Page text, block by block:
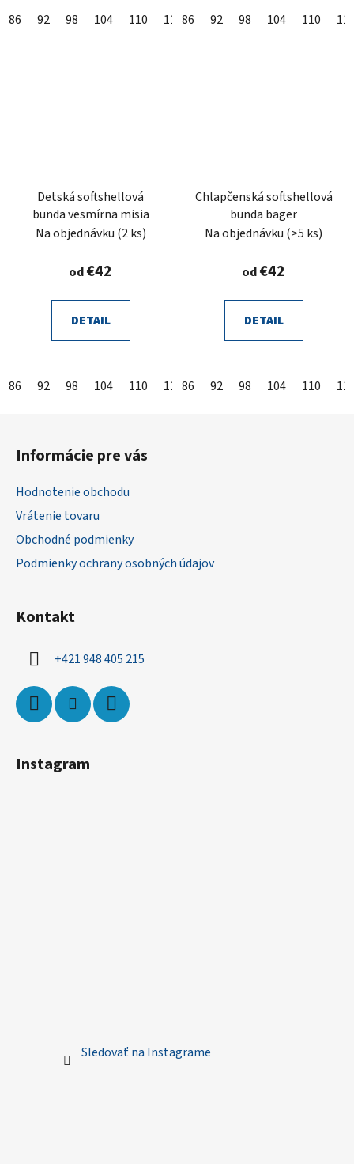
86 92 98 104 110 116 122 128 134 140
86 92 98 104 110
Detská softshellová
bunda vesmírna misia
Na objednávku (2 ks)
od€42
DETAIL
86 92 98 104 110 116 122 128 134 140
Chlapčenská softshellová
bunda bager
Na objednávku (>5 ks)
od€42
DETAIL
86 92 98 104 110
Informácie pre vás
Hodnotenie obchodu
Vrátenie tovaru
Obchodné podmienky
Podmienky ochrany osobných údajov
Kontakt
+421 948 405 215
Instagram
Sledovať na Instagrame